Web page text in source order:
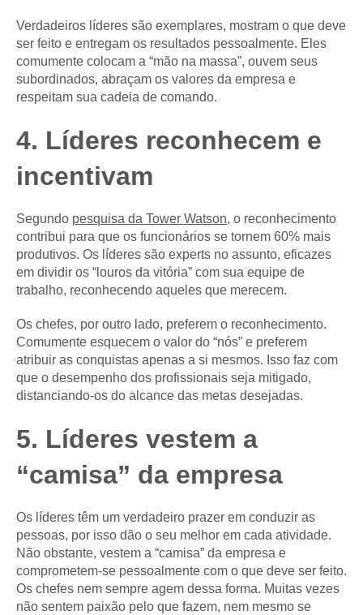
Verdadeiros líderes são exemplares, mostram o que deve
ser feito e entregam os resultados pessoalmente. Eles
comumente colocam a “mão na massa”, ouvem seus
subordinados, abraçam os valores da empresa e
respeitam sua cadeia de comando.
4. Líderes reconhecem e
incentivam
Segundo pesquisa da Tower Watson, o reconhecimento
contribui para que os funcionários se tornem 60% mais
produtivos. Os líderes são experts no assunto, eficazes
em dividir os “louros da vitória” com sua equipe de
trabalho, reconhecendo aqueles que merecem.
Os chefes, por outro lado, preferem o reconhecimento.
Comumente esquecem o valor do “nós” e preferem
atribuir as conquistas apenas a si mesmos. Isso faz com
que o desempenho dos profissionais seja mitigado,
distanciando-os do alcance das metas desejadas.
5. Líderes vestem a
“camisa” da empresa
Os líderes têm um verdadeiro prazer em conduzir as
pessoas, por isso dão o seu melhor em cada atividade.
Não obstante, vestem a “camisa” da empresa e
comprometem-se pessoalmente com o que deve ser feito.
Os chefes nem sempre agem dessa forma. Muitas vezes
não sentem paixão pelo que fazem, nem mesmo se